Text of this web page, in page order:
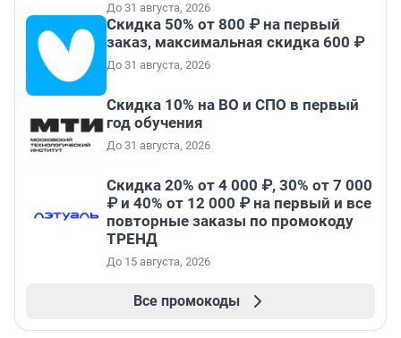
До 31 августа, 2026
Скидка 50% от 800 ₽ на первый
заказ, максимальная скидка 600 ₽
До 31 августа, 2026
Скидка 10% на ВО и СПО в первый
год обучения
До 31 августа, 2026
Скидка 20% от 4 000 ₽, 30% от 7 000
₽ и 40% от 12 000 ₽ на первый и все
повторные заказы по промокоду
ТРЕНД
До 15 августа, 2026
Все промокоды